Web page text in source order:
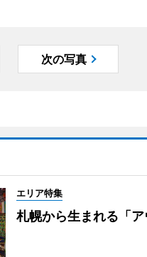
次の写真
エリア特集
札幌から生まれる「